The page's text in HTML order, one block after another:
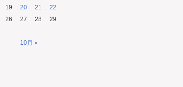
10月 »
19 20 21
22
26 27 28
29